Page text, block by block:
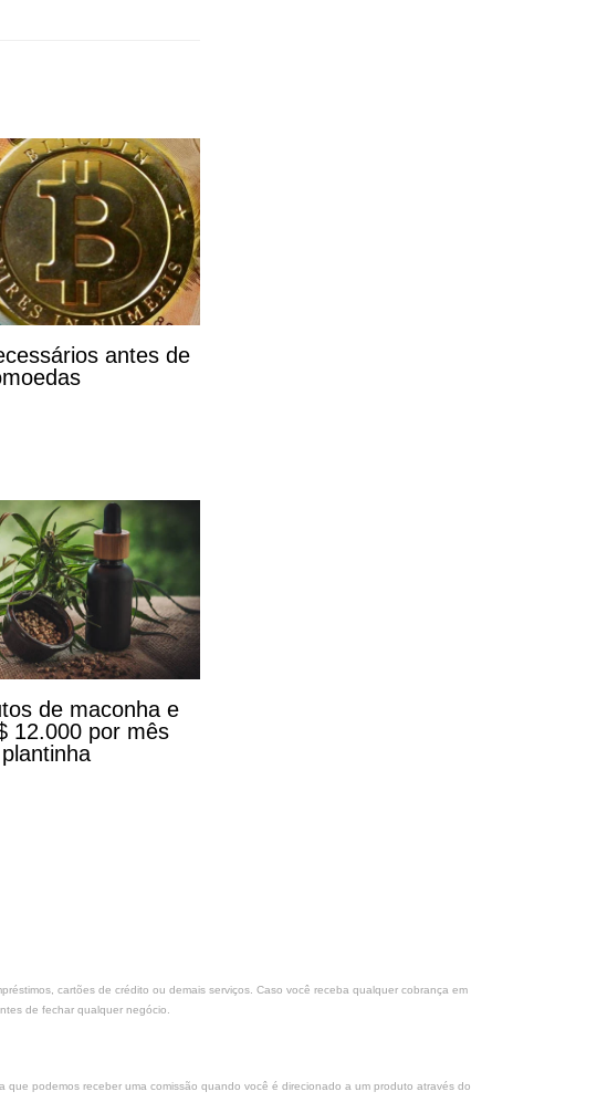
antes de
de maconha e
12.000 por mês
cartões de crédito ou demais serviços. Caso você receba qualquer cobrança em
de fechar qualquer negócio.
podemos receber uma comissão quando você é direcionado a um produto através do